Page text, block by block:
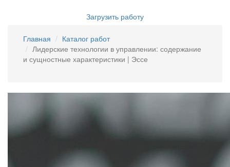
Загрузить работу
Главная
Каталог работ
Лидерские технологии в управлении: содержание
и сущностные характеристики | Эссе